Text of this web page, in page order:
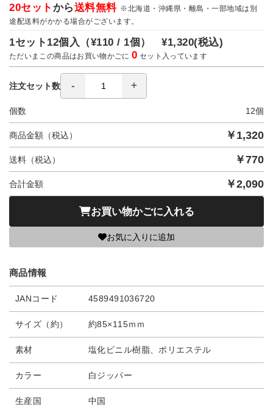
20セット から送料無料 ※北海道・沖縄県・離島・一部地域は別
途配送料がかかる場合がございます。
1セット12個入（¥110 / 1個）¥1,320(税込)
ただいまこの商品はお買い物かごに0 セット入っています
注文セット数
個数 12個
商品金額（税込） ￥ 1,320
送料（税込） ￥770
合計金額 ￥2,090
お買い物かごに入れる
お気に入りに追加
商品情報
JANコード 4589491036720
サイズ（約） 約85×115ｍｍ
素材 塩化ビニル樹脂、ポリエステル
カラー 白ジッパー
生産国 中国